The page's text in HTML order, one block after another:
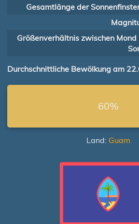
Gesamtlänge der
Größenverhältnis zwischen Mond
Durchschnittliche Bewölkung am
60%
Land: Guam